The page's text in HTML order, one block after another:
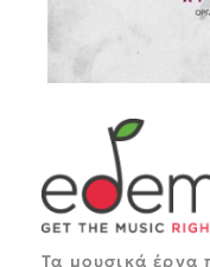
Τα μουσικά έργα